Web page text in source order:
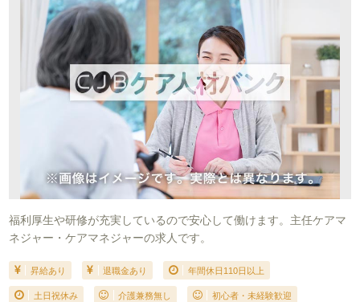
福利厚生や研修が充実しているので安心して働けます。主任ケアマ
ネジャー・ケアマネジャーの求人です。
昇給あり 退職金あり 年間休日110日以上
土日祝休み 介護兼務無し 初心者・未経験歓迎